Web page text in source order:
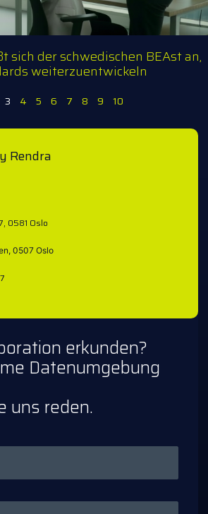
sich der schwedischen BEAst an,
weiterzuentwickeln
3 4 5 6 7 8 9 10
Rendra
0581 Oslo
0507 Oslo
erkunden?
Datenumgebung
uns reden.